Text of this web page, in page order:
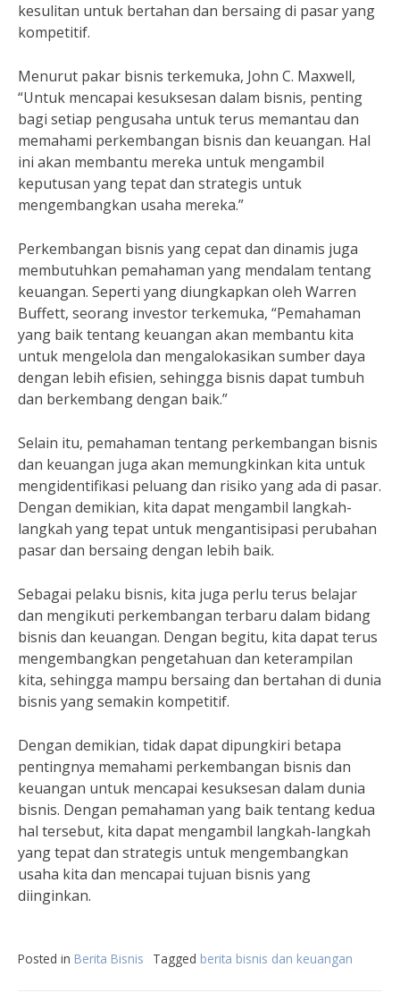
kesulitan untuk bertahan dan bersaing di pasar yang
kompetitif.
Menurut pakar bisnis terkemuka, John C. Maxwell,
“Untuk mencapai kesuksesan dalam bisnis, penting
bagi setiap pengusaha untuk terus memantau dan
memahami perkembangan bisnis dan keuangan. Hal
ini akan membantu mereka untuk mengambil
keputusan yang tepat dan strategis untuk
mengembangkan usaha mereka.”
Perkembangan bisnis yang cepat dan dinamis juga
membutuhkan pemahaman yang mendalam tentang
keuangan. Seperti yang diungkapkan oleh Warren
Buffett, seorang investor terkemuka, “Pemahaman
yang baik tentang keuangan akan membantu kita
untuk mengelola dan mengalokasikan sumber daya
dengan lebih efisien, sehingga bisnis dapat tumbuh
dan berkembang dengan baik.”
Selain itu, pemahaman tentang perkembangan bisnis
dan keuangan juga akan memungkinkan kita untuk
mengidentifikasi peluang dan risiko yang ada di pasar.
Dengan demikian, kita dapat mengambil langkah-
langkah yang tepat untuk mengantisipasi perubahan
pasar dan bersaing dengan lebih baik.
Sebagai pelaku bisnis, kita juga perlu terus belajar
dan mengikuti perkembangan terbaru dalam bidang
bisnis dan keuangan. Dengan begitu, kita dapat terus
mengembangkan pengetahuan dan keterampilan
kita, sehingga mampu bersaing dan bertahan di dunia
bisnis yang semakin kompetitif.
Dengan demikian, tidak dapat dipungkiri betapa
pentingnya memahami perkembangan bisnis dan
keuangan untuk mencapai kesuksesan dalam dunia
bisnis. Dengan pemahaman yang baik tentang kedua
hal tersebut, kita dapat mengambil langkah-langkah
yang tepat dan strategis untuk mengembangkan
usaha kita dan mencapai tujuan bisnis yang
diinginkan.
Posted in Berita Bisnis Tagged berita bisnis dan keuangan